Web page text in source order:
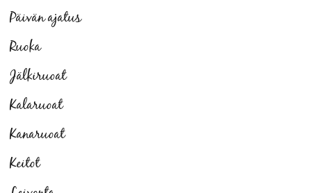
Päivän ajatus
Ruoka
Jälkiruoat
Kalaruoat
Kanaruoat
Keitot